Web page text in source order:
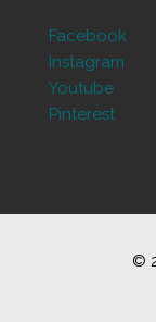
Facebook
Instagram
Youtube
Pinterest
©